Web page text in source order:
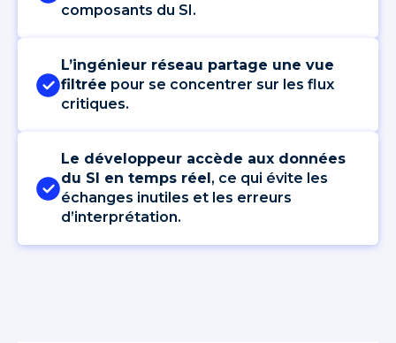
composants du SI.
L’ingénieur réseau partage une vue
filtrée pour se concentrer sur les flux
critiques.
Le développeur accède aux données
du SI en temps réel, ce qui évite les
échanges inutiles et les erreurs
d’interprétation.